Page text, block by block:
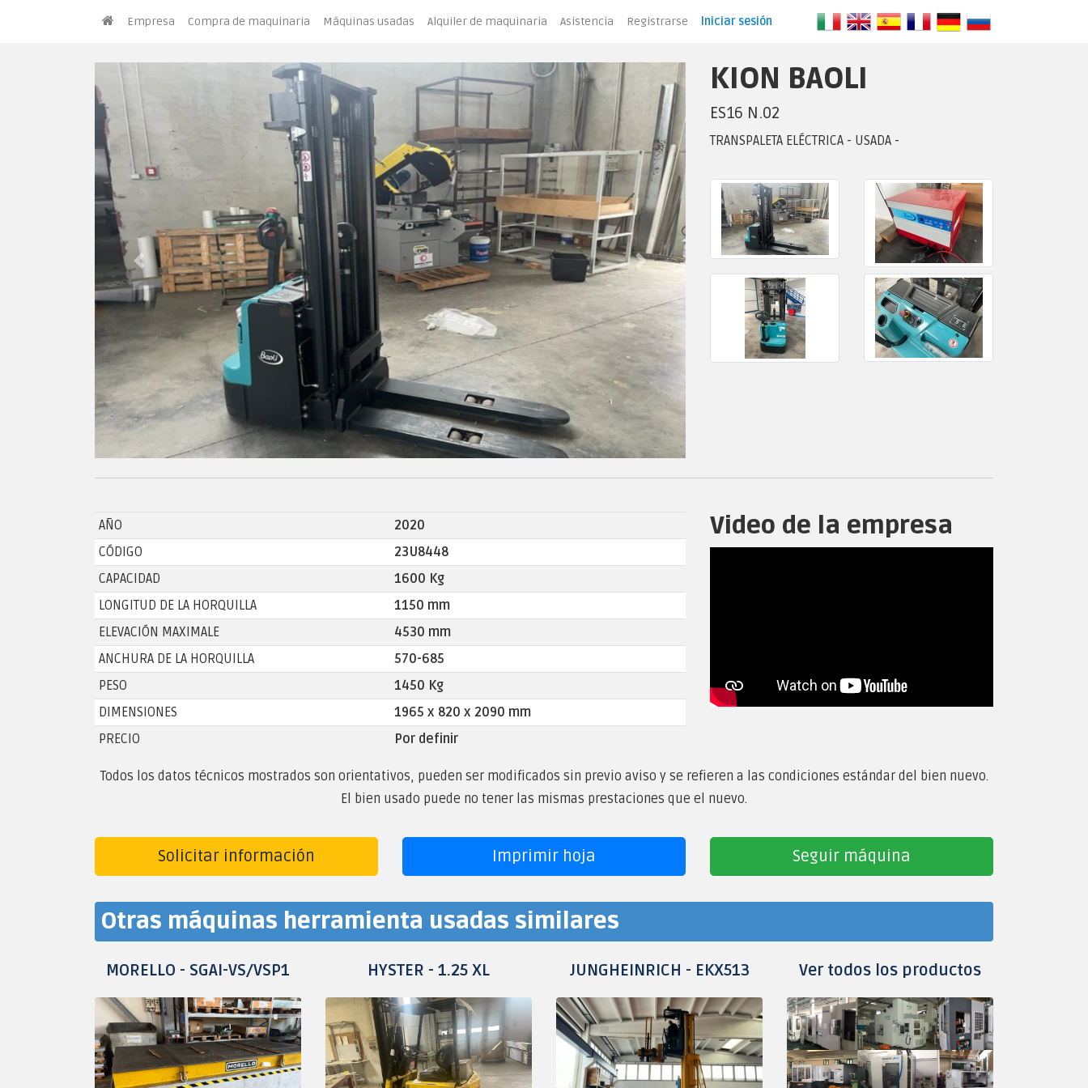
Empresa Compra de maquinaria Máquinas usadas Alquiler de maquinaria Asistencia Registrarse Iniciar sesión
Previous Next
KION BAOLI
ES16 N.02
TRANSPALETA ELÉCTRICA - USADA -
AÑO
2020
CÓDIGO
23U8448
CAPACIDAD
1600 Kg
LONGITUD DE LA HORQUILLA
1150 mm
ELEVACIÓN MAXIMALE
4530 mm
ANCHURA DE LA HORQUILLA
570-685
PESO
1450 Kg
DIMENSIONES
1965 x 820 x 2090 mm
PRECIO
Por definir
Video de la empresa
Todos los datos técnicos mostrados son orientativos, pueden ser modificados sin previo aviso y se refieren a las condiciones estándar del bien nuevo.
El bien usado puede no tener las mismas prestaciones que el nuevo.
Solicitar información Imprimir hoja Seguir máquina
Otras máquinas herramienta usadas similares
MORELLO - SGAI-VS/VSP1 HYSTER - 1.25 XL JUNGHEINRICH - EKX513 Ver todos los productos